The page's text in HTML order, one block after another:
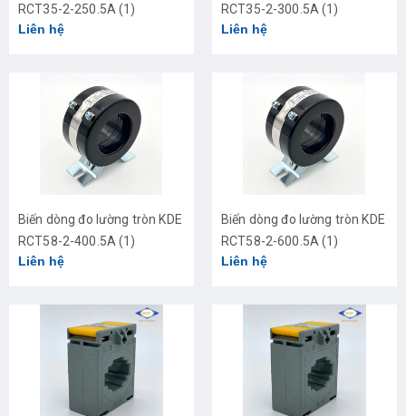
RCT35-2-250.5A (1)
Liên hệ
RCT35-2-300.5A (1)
Liên hệ
Biến dòng đo lường tròn KDE
RCT58-2-400.5A (1)
Liên hệ
Biến dòng đo lường tròn KDE
RCT58-2-600.5A (1)
Liên hệ